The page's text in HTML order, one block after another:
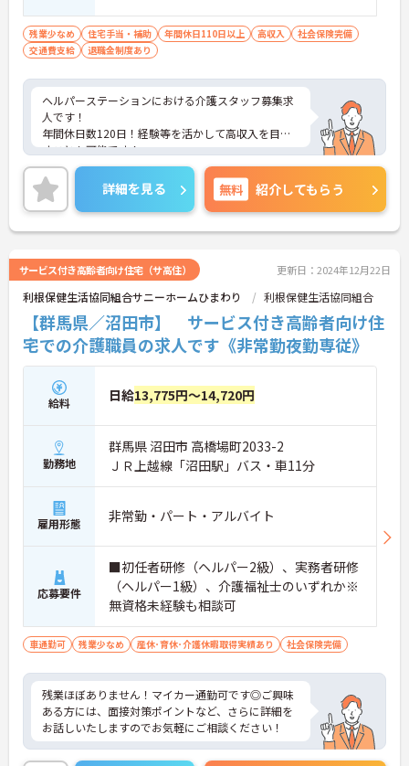
残業少なめ 住宅手当・補助 年間休日110日以上 高収入
社会保険完備
交通費支給
退職金制度あり
ヘルパーステーションにおける介護スタッフ募集求
人です！
年間休日数120日！経験等を活かして高収入を目指
すことも可能です！
ご興味ある方には、面接のポイントなど、さらに詳
細をお話致しますのでお気軽にご相談ください。
詳細を見る 無料 紹介してもらう
サービス付き高齢者向け住宅（サ高住） 更新日：2024年12月22日
利根保健生活協同組合サニーホームひまわり 利根保健生活協同組合
【群馬県／沼田市】 サービス付き高齢者向け住
宅での介護職員の求人です《非常勤夜勤専従》
給料 日給13,775円～14,720円
勤務地
群馬県 沼田市 高橋場町2033-2
ＪＲ上越線「沼田駅」バス・車11分
雇用形態 非常勤・パート・アルバイト
応募要件
■初任者研修（ヘルパー2級）、実務者研修
（ヘルパー1級）、介護福祉士のいずれか※
無資格未経験も相談可
車通勤可 残業少なめ 産休･育休･介護休暇取得実績あり 社会保険完備
残業ほぼありません！マイカー通勤可です◎ご興味
ある方には、面接対策ポイントなど、さらに詳細を
お話しいたしますのでお気軽にご相談ください！